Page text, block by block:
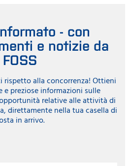
allevatori possono mantenere i prezzi
di latte, mentre la catena di
di un latte con un contenuto di
- con
e notizie da
FOSS
rispetto alla concorrenza! Ottieni
e preziose informazioni sulle
relative alle attività di
direttamente nella tua casella di
in arrivo.